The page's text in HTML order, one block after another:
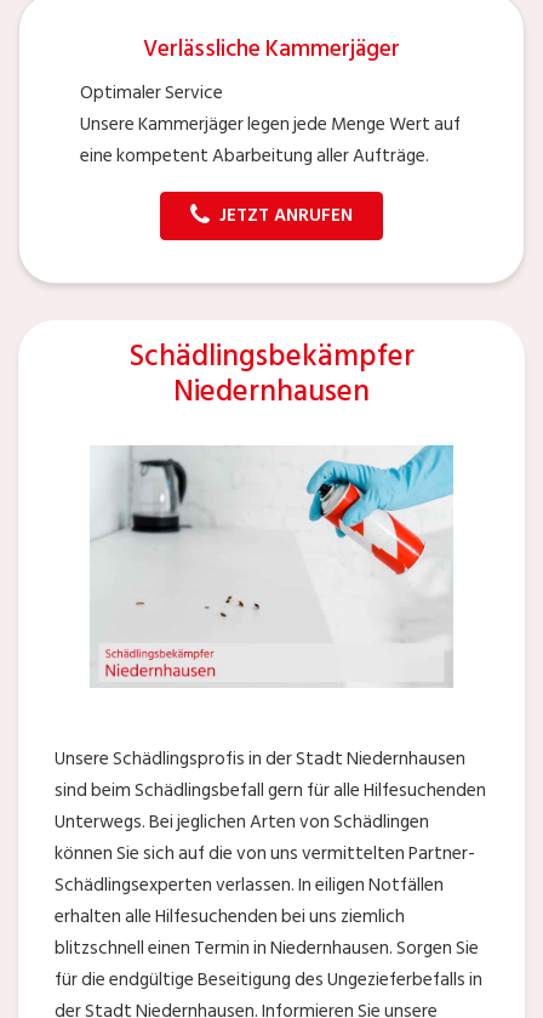
Verlässliche Kammerjäger
Optimaler Service
Unsere Kammerjäger legen jede Menge Wert auf
eine kompetent Abarbeitung aller Aufträge.
JETZT ANRUFEN
Schädlingsbekämpfer
Niedernhausen
Unsere Schädlingsprofis in der Stadt Niedernhausen
sind beim Schädlingsbefall gern für alle Hilfesuchenden
Unterwegs. Bei jeglichen Arten von Schädlingen
können Sie sich auf die von uns vermittelten Partner-
Schädlingsexperten verlassen. In eiligen Notfällen
erhalten alle Hilfesuchenden bei uns ziemlich
blitzschnell einen Termin in Niedernhausen. Sorgen Sie
für die endgültige Beseitigung des Ungezieferbefalls in
der Stadt Niedernhausen. Informieren Sie unsere